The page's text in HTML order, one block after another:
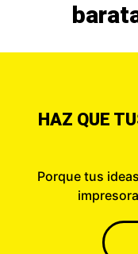
HAZ QUE
Porque tus